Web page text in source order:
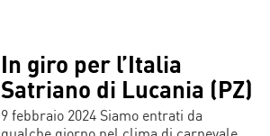
In giro per l’Italia
Satriano di Lucania (PZ)
9 febbraio 2024 Siamo entrati da